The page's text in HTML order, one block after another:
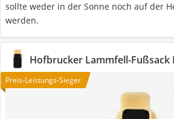
sollte weder in der Sonne noch auf der
werden.
Hofbrucker Lammfell-Fußsack
Preis-Leistungs-Sieger